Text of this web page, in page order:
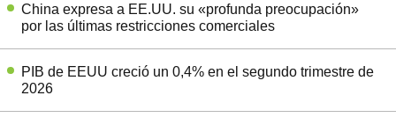
China expresa a EE.UU. su «profunda preocupación»
por las últimas restricciones comerciales
PIB de EEUU creció un 0,4% en el segundo trimestre de
2026